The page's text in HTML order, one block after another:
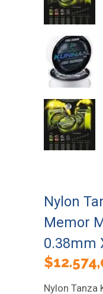
Nylon
Memor
0.38mm
$
Nylon Tanza